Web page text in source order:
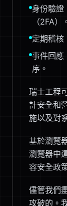
身份驗證
（2FA）
定期稽核
事件回應
序。
瑞士工程
計安全和
施以及對
基於瀏覽
瀏覽器中
容安全政
儘管我們
攻破的。